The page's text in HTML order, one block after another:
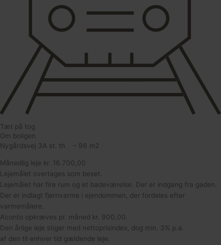
Tæt på tog
Om boligen
Nygårdsvej 3A st. th . – 96 m2
Månedlig leje kr. 16.700,00
Lejemålet overtages som beset.
Lejemålet har fire rum og et badeværelse. Der er indgang fra gaden.
Der er indlagt fjernvarme i ejendommen, der fordeles efter
varmemålere.
A’conto opkræves pr. måned kr. 900,00.
Den årlige leje stiger med nettoprisindex, dog min. 3% p.a.
af den til enhver tid gældende leje.